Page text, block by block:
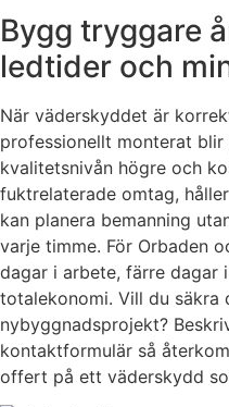
Bygg tryggare
ledtider och
När väderskyddet är
professionellt monterat blir
kvalitetsnivån högre och
fuktrelaterade omtag,
kan planera bemanning
varje timme. För Orbaden
dagar i arbete, färre dagar
totalekonomi. Vill du
nybyggnadsprojekt?
kontaktformulär så
offert på ett väderskydd